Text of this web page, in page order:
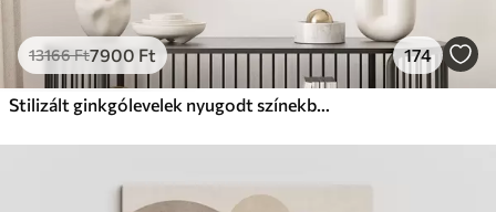
Eco-Prémium
Tól12405Ft
✓Élénk, gazdag színek
✓Fakulásálló
Környezetbarát anyag
13166Ft7900 Ft 174
Stilizált ginkgólevelek nyugodt színekben